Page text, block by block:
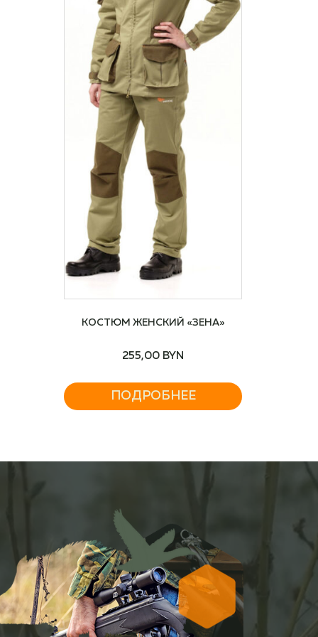
КОСТЮМ ЖЕНСКИЙ «ЗЕНА»
255,00 BYN
ПОДРОБНЕЕ